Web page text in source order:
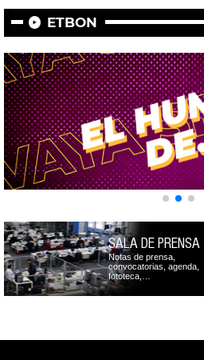
ETBON
SALA DE PRENSA
Notas de prensa,
convocatorias, agenda,
fototeca,…